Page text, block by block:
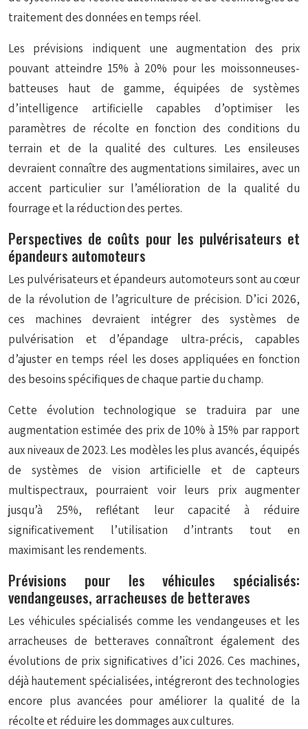
traitement des données en temps réel.
Les prévisions indiquent une augmentation des prix
pouvant atteindre 15% à 20% pour les moissonneuses-
batteuses haut de gamme, équipées de systèmes
d’intelligence artificielle capables d’optimiser les
paramètres de récolte en fonction des conditions du
terrain et de la qualité des cultures. Les ensileuses
devraient connaître des augmentations similaires, avec un
accent particulier sur l’amélioration de la qualité du
fourrage et la réduction des pertes.
Perspectives de coûts pour les pulvérisateurs et
épandeurs automoteurs
Les pulvérisateurs et épandeurs automoteurs sont au cœur
de la révolution de l’agriculture de précision. D’ici 2026,
ces machines devraient intégrer des systèmes de
pulvérisation et d’épandage ultra-précis, capables
d’ajuster en temps réel les doses appliquées en fonction
des besoins spécifiques de chaque partie du champ.
Cette évolution technologique se traduira par une
augmentation estimée des prix de 10% à 15% par rapport
aux niveaux de 2023. Les modèles les plus avancés, équipés
de systèmes de vision artificielle et de capteurs
multispectraux, pourraient voir leurs prix augmenter
jusqu’à 25%, reflétant leur capacité à réduire
significativement l’utilisation d’intrants tout en
maximisant les rendements.
Prévisions pour les véhicules spécialisés:
vendangeuses, arracheuses de betteraves
Les véhicules spécialisés comme les vendangeuses et les
arracheuses de betteraves connaîtront également des
évolutions de prix significatives d’ici 2026. Ces machines,
déjà hautement spécialisées, intégreront des technologies
encore plus avancées pour améliorer la qualité de la
récolte et réduire les dommages aux cultures.